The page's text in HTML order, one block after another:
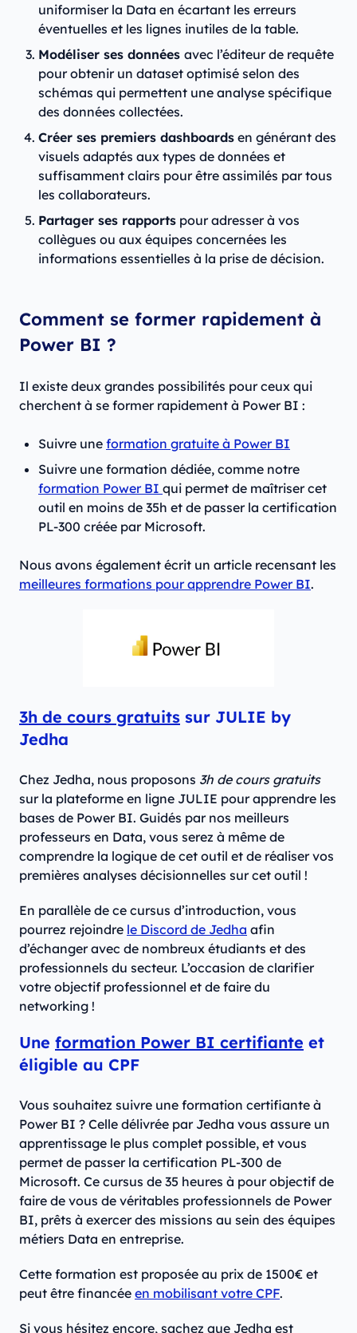
uniformiser la Data en écartant les erreurs
éventuelles et les lignes inutiles de la table.
Modéliser ses données avec l’éditeur de requête
pour obtenir un dataset optimisé selon des
schémas qui permettent une analyse spécifique
des données collectées.
Créer ses premiers dashboards en générant des
visuels adaptés aux types de données et
suffisamment clairs pour être assimilés par tous
les collaborateurs.
Partager ses rapports pour adresser à vos
collègues ou aux équipes concernées les
informations essentielles à la prise de décision.
Comment se former rapidement à
Power BI ?
Il existe deux grandes possibilités pour ceux qui
cherchent à se former rapidement à Power BI :
Suivre une formation gratuite à Power BI
Suivre une formation dédiée, comme notre
formation Power BI qui permet de maîtriser cet
outil en moins de 35h et de passer la certification
PL-300 créée par Microsoft.
Nous avons également écrit un article recensant les
meilleures formations pour apprendre Power BI.
3h de cours gratuits sur JULIE by
Jedha
Chez Jedha, nous proposons 3h de cours gratuits
sur la plateforme en ligne JULIE pour apprendre les
bases de Power BI. Guidés par nos meilleurs
professeurs en Data, vous serez à même de
comprendre la logique de cet outil et de réaliser vos
premières analyses décisionnelles sur cet outil !
En parallèle de ce cursus d’introduction, vous
pourrez rejoindre le Discord de Jedha afin
d’échanger avec de nombreux étudiants et des
professionnels du secteur. L’occasion de clarifier
votre objectif professionnel et de faire du
networking !
Une formation Power BI certifiante et
éligible au CPF
Vous souhaitez suivre une formation certifiante à
Power BI ? Celle délivrée par Jedha vous assure un
apprentissage le plus complet possible, et vous
permet de passer la certification PL-300 de
Microsoft. Ce cursus de 35 heures à pour objectif de
faire de vous de véritables professionnels de Power
BI, prêts à exercer des missions au sein des équipes
métiers Data en entreprise.
Cette formation est proposée au prix de 1500€ et
peut être financée en mobilisant votre CPF.
Si vous hésitez encore, sachez que Jedha est